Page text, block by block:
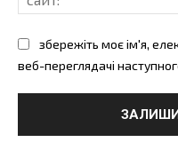
збережіть моє ім'я,
веб-переглядачі